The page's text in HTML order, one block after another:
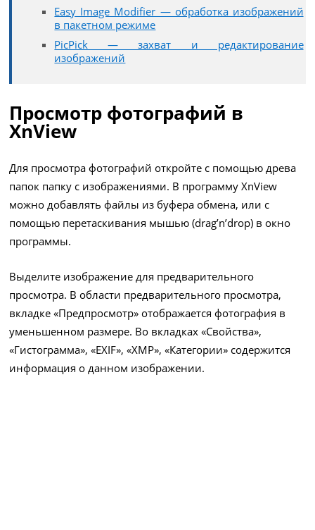
Easy Image Modifier — обработка изображений
в пакетном режиме
PicPick — захват и редактирование
изображений
Просмотр фотографий в
XnView
Для просмотра фотографий откройте с помощью древа
папок папку с изображениями. В программу XnView
можно добавлять файлы из буфера обмена, или с
помощью перетаскивания мышью (drag’n’drop) в окно
программы.
Выделите изображение для предварительного
просмотра. В области предварительного просмотра,
вкладке «Предпросмотр» отображается фотография в
уменьшенном размере. Во вкладках «Свойства»,
«Гистограмма», «EXIF», «XMP», «Категории» содержится
информация о данном изображении.